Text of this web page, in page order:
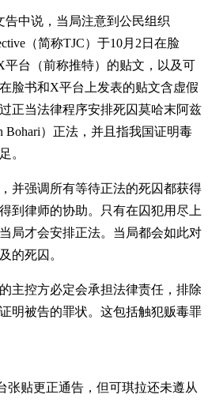
告中说，当局注意到公民组织
（简称TJC）于10月2日在脸
平台（前称推特）的贴文，以及可
脸书和X平台上发表的贴文含虚假
正当法律程序安排死囚莫哈末阿兹
Bohari）正法，并且指我国证明毒
。
并强调所有等待正法的死囚都获得
到律师的协助。只有在囚犯用尽上
局才会安排正法。当局都会如此对
的死囚。
主控方必定会承担法律责任，排除
明被告的罪状。这包括触犯贩毒罪
张贴更正通告，但可琪拉还未遵从